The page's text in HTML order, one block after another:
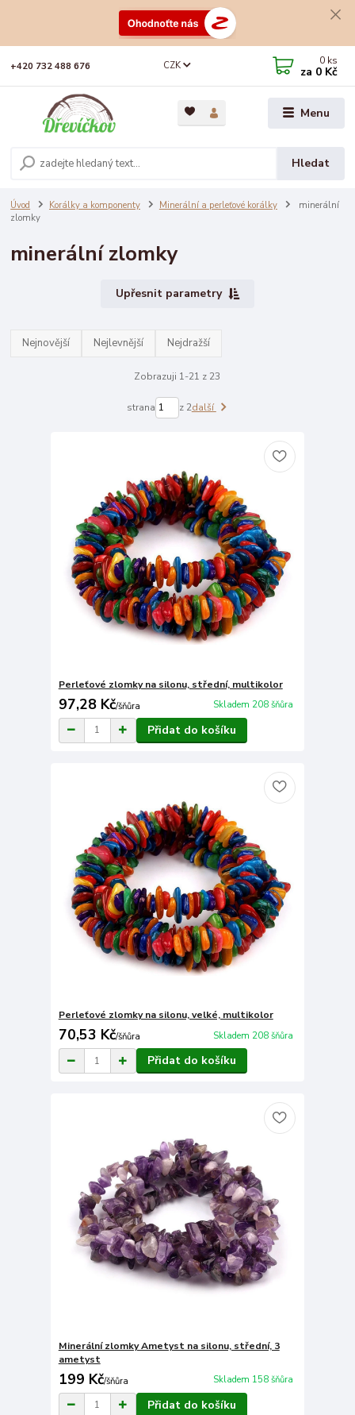
Menu
CZK
Hledat
+420 732 488 676 0 ks
za 0 Kč
Úvod Korálky a komponenty Minerální a perleťové korálky
minerální
zlomky
minerální zlomky
Upřesnit parametry
Nejnovější Nejlevnější Nejdražší
Zobrazuji 1-21 z 23
strana z 2další
Perleťové zlomky na silonu, střední, multikolor
97,28 Kč/šňůra Skladem 208 šňůra
Přidat do košíku
Perleťové zlomky na silonu, velké, multikolor
70,53 Kč/šňůra Skladem 208 šňůra
Přidat do košíku
Minerální zlomky Ametyst na silonu, střední, 3
ametyst
199 Kč/šňůra Skladem 158 šňůra
Přidat do košíku